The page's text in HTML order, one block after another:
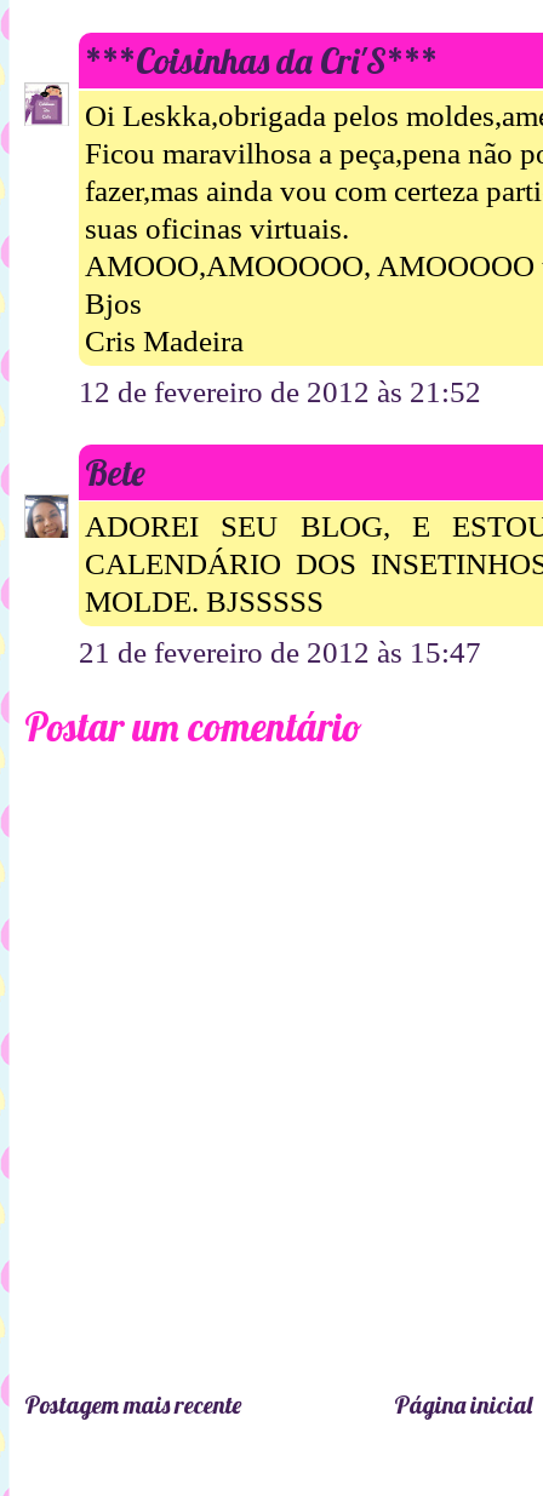
***Coisinhas da Cri'S***
Oi Leskka,obrigada pelos
Ficou maravilhosa a peça,pena não
fazer,mas ainda vou com certeza
suas oficinas virtuais.
AMOOO,AMOOOOO, AMOOOOO
Bjos
Cris Madeira
12 de fevereiro de 2012 às 21:52
Bete
ADOREI SEU BLOG, E
CALENDÁRIO DOS
MOLDE. BJSSSSS
21 de fevereiro de 2012 às 15:47
Postar um comentário
Postagem mais recente Página inicial